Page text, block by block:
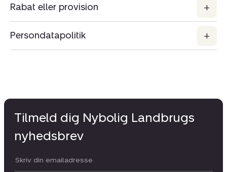
Rabat eller provision
Persondatapolitik
Tilmeld dig Nybolig Landbrugs
nyhedsbrev
Din email: